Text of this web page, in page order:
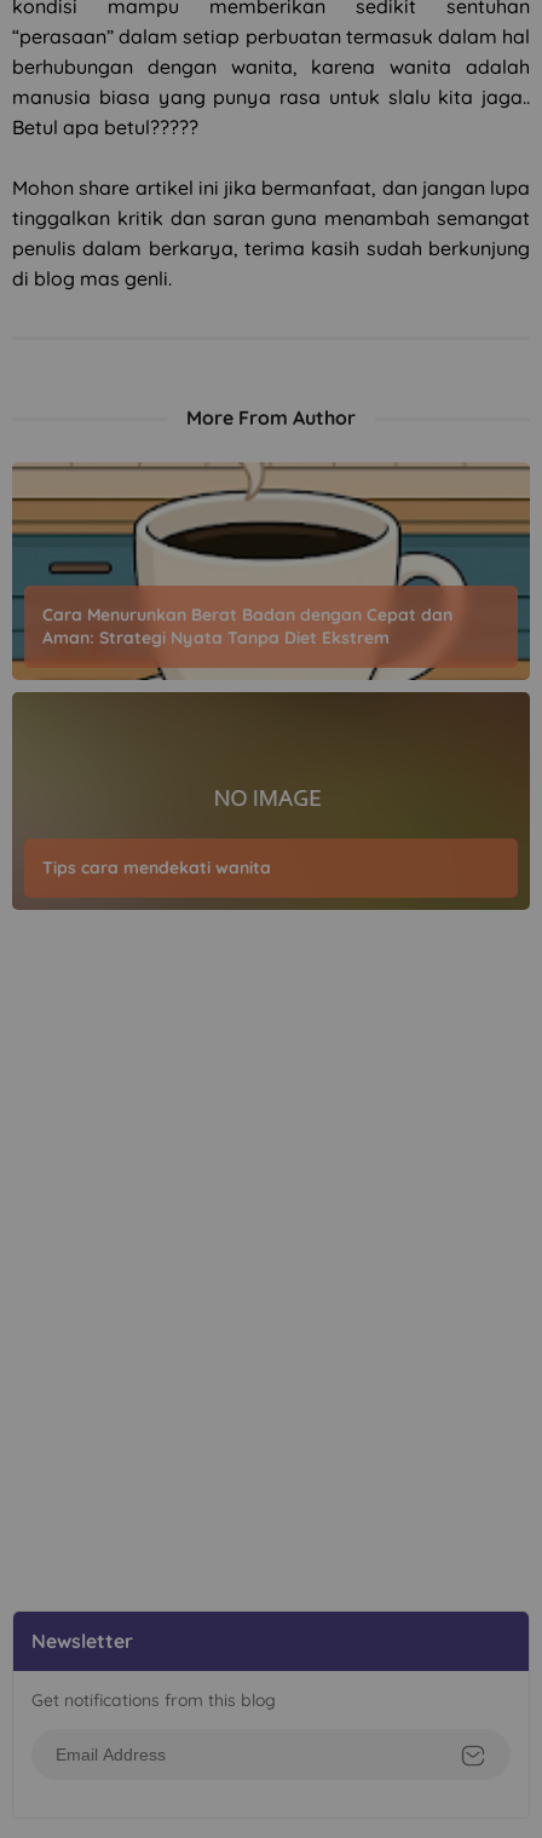
kondisi mampu memberikan sedikit sentuhan
“perasaan” dalam setiap perbuatan termasuk dalam hal
berhubungan dengan wanita, karena wanita adalah
manusia biasa yang punya rasa untuk slalu kita jaga..
Betul apa betul?????
Mohon share artikel ini jika bermanfaat, dan jangan lupa
tinggalkan kritik dan saran guna menambah semangat
penulis dalam berkarya, terima kasih sudah berkunjung
di blog mas genli.
More From Author
Cara Menurunkan Berat Badan dengan Cepat dan
Aman: Strategi Nyata Tanpa Diet Ekstrem
Tips cara mendekati wanita
Newsletter
Get notifications from this blog